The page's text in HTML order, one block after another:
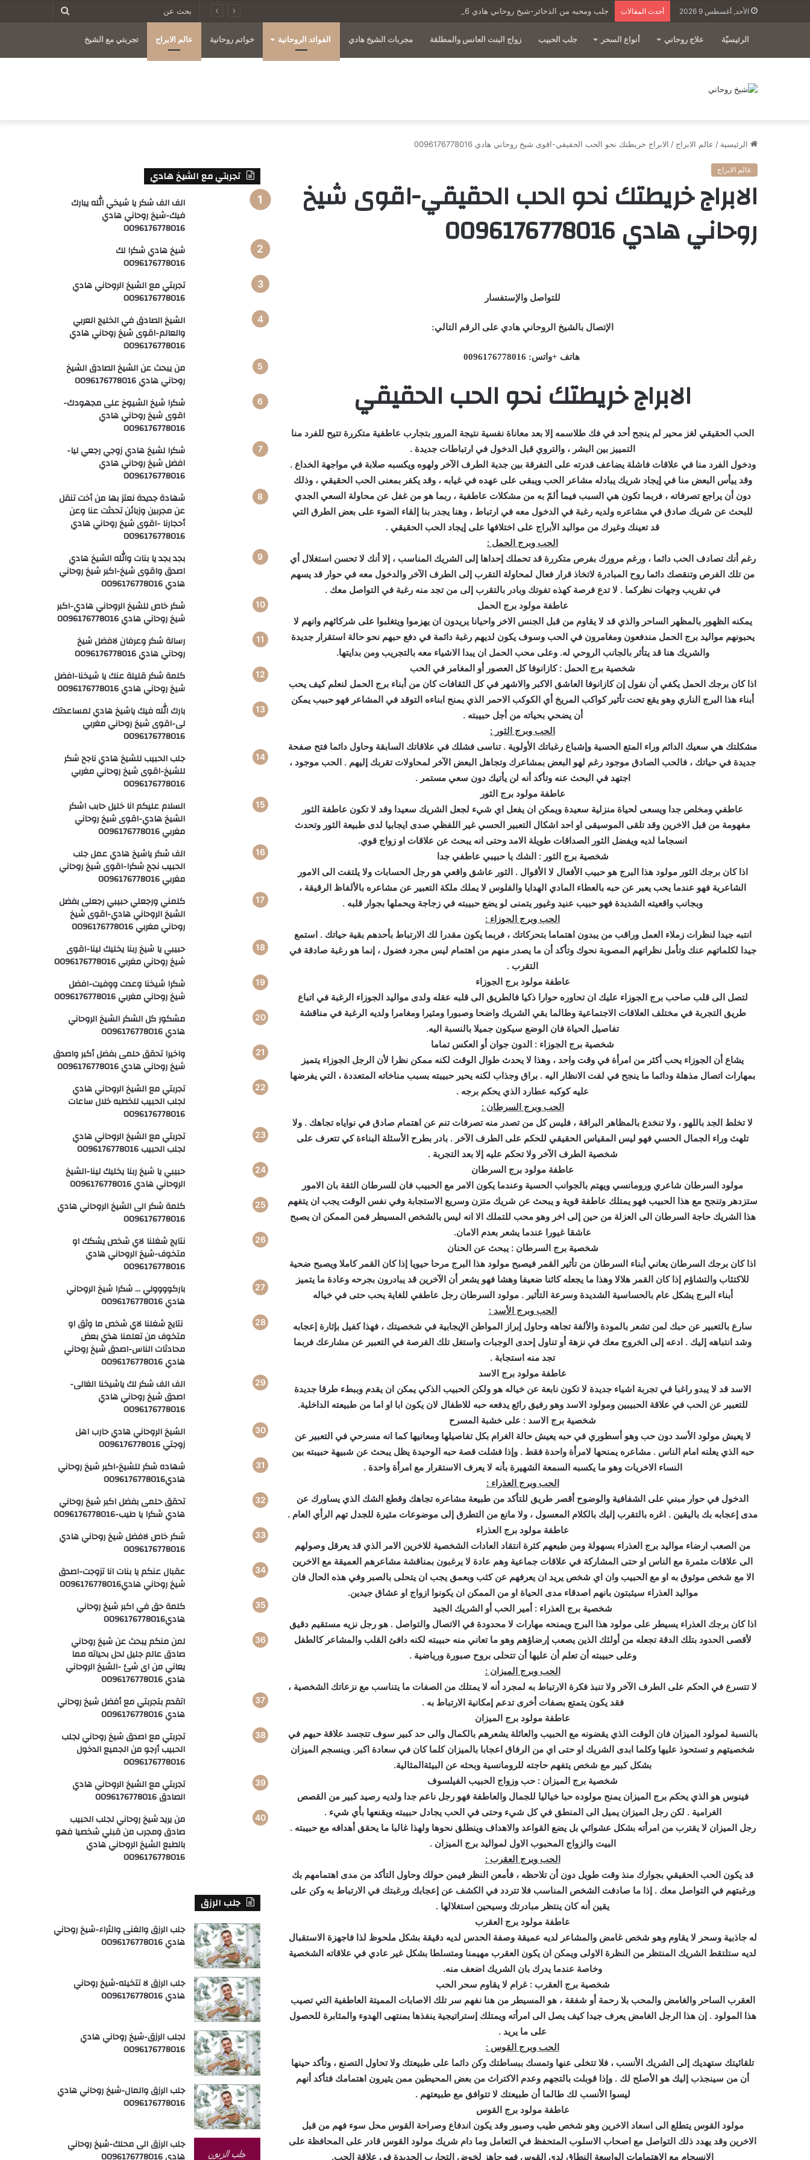
الأحد, أغسطس 9 2026 أحدث المقالات جلب ومحبه من الذخائر-شيخ روحاني هادي 0096176778016
الرئيسيّة علاج روحاني أنواع السحر جلب الحبيب زواج البنت العانس والمطلقة مجربات الشيخ هادي الفوائد الروحانية خواتم روحانية عالم الابراج تجربتي مع الشيخ
الرئيسية / عالم الابراج / الابراج خريطتك نحو الحب الحقيقي-اقوى شيخ روحاني هادي 0096176778016
عالم الابراج
الابراج خريطتك نحو الحب الحقيقي-اقوى شيخ
روحاني هادي 0096176778016
للتواصل والإستفسار
الإتصال بالشيخ الروحاني هادي على الرقم التالي:
هاتف +واتس: 0096176778016
الابراج خريطتك نحو الحب الحقيقي
الحب الحقيقي لغز محير لم ينجح أحد في فك طلاسمه إلا بعد معاناة نفسية نتيجة المرور بتجارب عاطفية متكررة تتيح للفرد منا
التمييز بين البشر ، والتروي قبل الدخول في ارتباطات جديدة .
ودخول الفرد منا في علاقات فاشلة يضاعف قدرته على التفرقة بين جدية الطرف الآخر ولهوه ويكسبه صلابة في مواجهة الخداع .
وقد ييأس البعض منا في إيجاد شريك يبادله مشاعر الحب ويبقى على عهده في غيابه ، وقد يكفر بمعنى الحب الحقيقي ، وذلك
دون أن يراجع تصرفاته ، فربما تكون هي السبب فيما ألمّ به من مشكلات عاطفية ، ربما هو من غفل عن محاولة السعي الجدي
للبحث عن شريك صادق في مشاعره ولديه رغبة في الدخول معه في ارتباط ، وهنا يجدر بنا إلقاء الضوء على بعض الطرق التي
قد تعينك وغيرك من مواليد الأبراج على اختلافها على إيجاد الحب الحقيقي .
الحب وبرج الحمل :
رغم أنك تصادف الحب دائما ، ورغم مرورك بفرص متكررة قد تحملك إحداها إلى الشريك المناسب ، إلا أنك لا تحسن استغلال أي
من تلك الفرص وتنقصك دائما روح المبادرة لاتخاذ قرار فعال لمحاولة التقرب إلى الطرف الآخر والدخول معه في حوار قد يسهم
في تقريب وجهات نظركما . لا تدع فرصة كهذه تفوتك وبادر بالتقرب إلى من تجد منه رغبة في التواصل معك .
عاطفة مولود برج الحمل
يمكنه الظهور بالمظهر الساحر والذي قد لا يقاوم من قبل الجنس الاخر واحيانا يريدون ان يهزموا ويتغلبوا على شركائهم وانهم لا
يحبونهم مواليد برج الحمل مندفعون ومغامرون في الحب وسوف يكون لديهم رغبة دائمة في دفع حبهم نحو حالة استقرار جديدة
والشريك هنا قد يتأثر بالجانب الروحي له. وعلى محب الحمل ان يبدا الاشياء معه بالتجريب ومن بدايتها.
شخصية برج الحمل : كازانوفا كل العصور أو المغامر في الحب
اذا كان برجك الحمل يكفي أن نقول إن كازانوفا العاشق الاكبر والاشهر في كل الثقافات كان من أبناء برج الحمل لنعلم كيف يحب
أبناء هذا البرج الناري وهو يقع تحت تأثير كواكب المريخ أي الكوكب الاحمر الذي يمنح ابناءه التوقد في المشاعر فهو حبيب يمكن
أن يضحي بحياته من أجل حبيبته .
الحب وبرج الثور :
مشكلتك هي سعيك الدائم وراء المتع الحسية وإشباع رغباتك الأولوية . تناسى فشلك في علاقاتك السابقة وحاول دائما فتح صفحة
جديدة في حياتك ، فالحب الصادق موجود رغم لهو البعض بمشاعرك وتجاهل البعض الآخر لمحاولات تقربك إليهم . الحب موجود ،
اجتهد في البحث عنه وتأكد أنه لن يأتيك دون سعي مستمر .
عاطفة مولود برج الثور
عاطفي ومخلص جدا ويسعى لحياة منزلية سعيدة ويمكن ان يفعل اي شيء لجعل الشريك سعيدا وقد لا تكون عاطفة الثور
مفهومة من قبل الاخرين وقد تلقى الموسيقى او احد اشكال التعبير الحسي غير اللفظي صدى ايجابيا لدى طبيعة الثور وتحدث
انسجاما لديه ويفضل الثور الصداقات طويلة الامد وحتى انه يبحث عن علاقات او زواج قوي.
شخصية برج الثور : الشك يا حبيبي عاطفي جدا
اذا كان برجك الثور مولود هذا البرج هو حبيب الأفعال لا الأقوال . الثور عاشق واقعي هو رجل الحسابات ولا يلتفت الى الامور
الشاعرية فهو عندما يحب يعبر عن حبه بالعطاء المادي الهدايا والفلوس لا يملك ملكة التعبير عن مشاعره بالألفاظ الرقيقة ،
وبجانب واقعيته الشديدة فهو حبيب عنيد وغيور يتمنى لو يضع حبيبته في زجاجة ويحملها بجوار قلبه .
الحب وبرج الجوزاء :
انتبه جيدا لنظرات زملاء العمل وراقب من يبدون اهتماما بتحركاتك ، فربما يكون مقدرا لك الارتباط بأحدهم بقية حياتك . استمع
جيدا لكلماتهم عنك وتأمل نظراتهم المصوبة نحوك وتأكد أن ما يصدر منهم من اهتمام ليس مجرد فضول ، إنما هو رغبة صادقة في
التقرب .
عاطفة مولود برج الجوزاء
لتصل الى قلب صاحب برج الجوزاء عليك ان تحاوره حوارا ذكيا فالطريق الى قلبه عقله ولدى مواليد الجوزاء الرغبة في اتباع
طريق التجربة في مختلف العلاقات الاجتماعية وطالما بقي الشريك واضحا وصبورا ومثيرا ومغامرا ولديه الرغبة في مناقشة
تفاصيل الحياة فان الوضع سيكون جميلا بالنسبة اليه.
شخصية برج الجوزاء : الدون جوان أو العكس تماما
يشاع أن الجوزاء يحب أكثر من امرأة في وقت واحد ، وهذا لا يحدث طوال الوقت لكنه ممكن نظرا لأن الرجل الجوزاء يتميز
بمهارات اتصال مذهلة ودائما ما ينجح في لفت الانظار اليه . براق وجذاب لكنه يحير حبيبته بسبب مناخاته المتعددة ، التي يفرضها
عليه كوكبه عطارد الذي يحكم برجه .
الحب وبرج السرطان :
لا تخلط الجد باللهو ، ولا تنخدع بالمظاهر البراقة ، فليس كل من تصدر منه تصرفات تنم عن اهتمام صادق في نواياه تجاهك . ولا
تلهث وراء الجمال الحسي فهو ليس المقياس الحقيقي للحكم على الطرف الآخر . بادر بطرح الأسئلة البناءة كي تتعرف على
شخصية الطرف الآخر ولا تحكم عليه إلا بعد التجربة .
عاطفة مولود برج السرطان
مولود السرطان شاعري ورومانسي ويهتم بالجوانب الحسية وعندما يكون الامر مع الحبيب فان للسرطان الثقة بان الامور
ستزدهر وتنجح مع هذا الحبيب فهو يمتلك عاطفة قوية و يبحث عن شريك متزن وسريع الاستجابة وفي نفس الوقت يجب ان يتفهم
هذا الشريك حاجة السرطان الى العزلة من حين إلى اخر وهو محب للتملك الا انه ليس بالشخص المسيطر فمن الممكن ان يصبح
عاشقا غيورا عندما يشعر بعدم الامان.
شخصية برج السرطان : يبحث عن الحنان
اذا كان برجك السرطان يعاني أبناء السرطان من تأثير القمر فيصبح مولود هذا البرج مرحا حيويا إذا كان القمر كاملا ويصبح ضحية
للاكتئاب والتشاؤم إذا كان القمر هلالا وهذا ما يجعله كائنا ضعيفا وهشا فهو يشعر أن الآخرين قد يبادرون بجرحه وعادة ما يتميز
أبناء البرج يشكل عام بالحساسية الشديدة وسرعة التأثير . مولود السرطان رجل عاطفي للغاية يحب حتى في خياله
الحب وبرج الأسد :
سارع بالتعبير عن حبك لمن تشعر بالمودة والألفة تجاهه وحاول إبراز المواطن الإيجابية في شخصيتك ، فهذا كفيل بإثارة إعجابه
وشد انتباهه إليك . ادعه إلى الخروج معك في نزهة أو تناول إحدى الوجبات واستغل تلك الفرصة في التعبير عن مشارعك فربما
تجد منه استجابة .
عاطفة مولود برج الاسد
الاسد قد لا يبدو راغبا في تجربة اشياء جديدة لا تكون نابعة عن خياله هو ولكن الحبيب الذكي يمكن ان يقدم وببطء طرقا جديدة
للتعبير عن الحب في علاقة الحبيبين ومولود الاسد وهو رفيق رائع يدفعه حبه للاطفال لان يكون ابا او اما من طبيعته الداخلية.
شخصية برج الاسد : على خشبة المسرح
لا يعيش مولود الأسد دون حب وهو أسطوري في حبه يعيش حالة الغرام بكل تفاصيلها ومعانيها كما انه مسرحي في التعبير عن
حبه الذي يعلنه امام الناس . مشاعره يمنحها لامرأة واحدة فقط . وإذا فشلت قصة حبه الوحيدة يظل يبحث عن شبيهة حبيبته بين
النساء الاخريات وهو ما يكسبه السمعة الشهيرة بأنه لا يعرف الاستقرار مع امرأة واحدة .
الحب وبرج العذراء :
الدخول في حوار مبني على الشفافية والوضوح أقصر طريق للتأكد من طبيعة مشاعره تجاهك وقطع الشك الذي يساورك عن
مدى إعجابه بك باليقين . اغره بالتقرب إليك بالكلام المعسول ، ولا مانع من التطرق إلى موضوعات مثيرة للجدل تهم الرأي العام .
عاطفة مولود برج العذراء
من الصعب ارضاء مواليد برج العذراء بسهولة ومن طبعهم كثرة انتقاد العادات الشخصية للاخرين الامر الذي قد يعرقل وصولهم
الى علاقات مثمرة مع الناس او حتى المشاركة في علاقات جماعية وهم عادة لا يرغبون بمناقشة مشاعرهم العميقة مع الاخرين
الا مع شخص موثوق به او مع الحبيب وان اي شخص يريد ان يعرفهم عن كثب وبعمق يجب ان يتحلى بالصبر وفي هذه الحال فان
مواليد العذراء سيثبتون بانهم اصدقاء مدى الحياة او من الممكن ان يكونوا ازواج او عشاق جيدين.
شخصية برج العذراء : أمير الحب أو الشريك الجيد
اذا كان برجك العذراء يسيطر على مولود هذا البرج ويمنحه مهارات لا محدودة في الاتصال والتواصل . هو رجل نزيه مستقيم دقيق
لأقصى الحدود بتلك الدقة تجعله من أولئك الذين يصعب إرضاؤهم وهو ما تعاني منه حبيبته لكنه دافئ القلب والمشاعر كالطفل
وعلى حبيبته أن تعلم أن عليها أن تتحلى بروح صبورة ورياضية .
الحب وبرج الميزان :
لا تتسرع في الحكم على الطرف الآخر ولا تنبذ فكرة الارتباط به لمجرد أنه لا يمتلك من الصفات ما يتناسب مع نزعاتك الشخصية ،
فقد يكون يتمتع بصفات أخرى تدعم إمكانية الارتباط به .
عاطفة مولود برج الميزان
بالنسبة لمولود الميزان فان الوقت الذي يقضونه مع الحبيب والعائلة يشعرهم بالكمال والى حد كبير سوف تتجسد علاقة حبهم في
شخصيتهم و تستحوذ عليها وكلما ابدى الشريك او حتى اي من الرفاق اعجابا بالميزان كلما كان في سعادة اكبر. وينسجم الميزان
بشكل كبير مع شخص يتفهم حاجته للرومانسية وبحثه عن البيئةالمثالية.
شخصية برج الميزان : حب وزواج الحبيب الفيلسوف
فينوس هو الذي يحكم برج الميزان يمنح مولوده حبا خياليا للجمال والعاطفة فهو رجل ناعم جدا ولديه رصيد كبير من القصص
الغرامية . لكن رجل الميزان يميل الى المنطق في كل شيء وحتى في الحب يجادل حبيبته ويقنعها بأي شيء .
رجل الميزان لا يقترب من امرأته بشكل عشوائي بل يضع القواعد والاهداف وينطلق نحوها ولهذا غالبا ما يحقق أهدافه مع حبيبته .
البيت والزواج المحبوب الاول لمواليد برج الميزان .
الحب وبرج العقرب :
قد يكون الحب الحقيقي بجوارك منذ وقت طويل دون أن تلاحظه ، فأمعن النظر فيمن حولك وحاول التأكد من مدى اهتمامهم بك
ورغبتهم في التواصل معك . إذا ما صادفت الشخص المناسب فلا تتردد في الكشف عن إعجابك ورغبتك في الارتباط به وكن على
يقين أنه كان ينتظر مبادرتك وسيحين استغلالها .
عاطفة مولود برج العقرب
له جاذبية وسحر لا يقاوم وهو شخص غامض والمشاعر لديه عميقة وصفة الحدس لديه دقيقة بشكل ملحوظ لذا فاجهزة الاستقبال
لديه ستلتقط الشريك المنتظر من النظرة الاولى ويمكن ان يكون العقرب مهيمنا ومتسلطا بشكل غير عادي في علاقاته الشخصية
وخاصة عندما يدرك بان الشريك اضعف منه.
شخصية برج العقرب : غرام لا يقاوم سحر الحب
العقرب الساحر والغامض والمحب بلا رحمة أو شفقة ، هو المسيطر من هنا نفهم سر تلك الاصابات المميتة العاطفية التي تصيب
هذا المولود . إن هذا الرجل الغامض يعرف جيدا كيف يصل الى امرأته ويمتلك إستراتيجية ينفذها بمنتهى الهدوء والمثابرة للحصول
على ما يريد .
الحب وبرج القوس :
تلقائيتك ستهديك إلى الشريك الأنسب ، فلا تتخلى عنها وتمسك ببساطتك وكن دائما على طبيعتك ولا تحاول التصنع ، وتأكد حينها
أن من سينجذب إليك هو الأصلح لك . وإذا قوبلت بالتجهم وعدم الاكتراث من بعض المحيطين ممن يثيرون اهتمامك فتأكد أنهم
ليسوا الأنسب لك طالما أن طبيعتك لا تتوافق مع طبيعتهم .
عاطفة مولود برج القوس
مولود القوس يتطلع الى اسعاد الاخرين وهو شخص طيب وصبور وقد يكون اندفاع وصراحة القوس محل سوء فهم من قبل
الاخرين وقد يهدد ذلك التواصل مع اصحاب الاسلوب المتحفظ في التعامل وما دام شريك مولود القوس قادر على المحافظة على
الانسجام مع الاهتمامات الواسعة النطاق لدى القوس فهو جاهز لخوض التجارب الجديدة في علاقة الحب.
تجربتي مع الشيخ هادي
الف الف شكر يا شيخي الله يبارك
فيك-شيخ روحاني هادي
0096176778016
شيخ هادي شكرا لك
0096176778016
تجربتي مع الشيخ الروحاني هادي
0096176778016
الشيخ الصادق في الخليج العربي
والعالم-اقوى شيخ روحاني هادي
0096176778016
من يبحث عن الشيخ الصادق الشيخ
روحاني هادي 0096176778016
شكرا شيخ الشيوخ على مجهودك-
اقوى شيخ روحاني هادي
0096176778016
شكرا لشيخ هادي زوجي رجعي ليا-
افضل شيخ روحاني هادي
0096176778016
شهادة جديدة نعتز بها من أخت تنقل
عن مجربين وزبائن تحدثت عنا وعن
أحجارنا -اقوى شيخ روحاني هادي
0096176778016
بجد بجد يا بنات والله الشيخ هادي
اصدق واقوى شيخ-اكبر شيخ روحاني
هادي 0096176778016
شكر خاص للشيخ الروحاني هادي-اكبر
شيخ روحاني هادي 0096176778016
رسالة شكر وعرفان لافضل شيخ
روحاني هادي 0096176778016
كلمة شكر قليلة عنك يا شيخنا-افضل
شيخ روحاني هادي 0096176778016
بارك الله فيك ياشيخ هادي لمساعدتك
لى-اقوى شيخ روحاني مغربي
0096176778016
جلب الحبيب للشيخ هادي ناجح شكر
للشيخ-اقوى شيخ روحاني مغربي
0096176778016
السلام عليكم انا خليل حابب اشكر
الشيخ هادي-اقوى شيخ روحاني
مغربي 0096176778016
الف شكر ياشيخ هادي عمل جلب
الحبيب نجح شكرا-اقوى شيخ روحاني
مغربي 0096176778016
كلمني ورجعلي حبيبي رجعلى بفضل
الشيخ الروحاني هادي-اقوى شيخ
روحاني مغربي 0096176778016
حبيبي يا شيخ ربنا يخليك لينا-اقوى
شيخ روحاني مغربي 0096176778016
شكرا شيخنا وعدت ووفيت-افضل
شيخ روحاني مغربي 0096176778016
مشكور كل الشكر الشيخ الروحاني
هادي 0096176778016
واخيرا تحقق حلمى بفضل أكبر واصدق
شيخ روحاني هادي 0096176778016
تجربتي مع الشيخ الروحاني هادي
لجلب الحبيب للخطبه خلال ساعات
0096176778016
تجربتي مع الشيخ الروحاني هادي
لجلب الحبيب 0096176778016
حبيبي يا شيخ ربنا يخليك لينا-الشيخ
الروحاني هادي 0096176778016
كلمة شكر الى الشيخ الروحاني هادي
0096176778016
نتايج شغلنا لاي شخص يشكك او
متخوف-شيخ الروحاني هادي
0096176778016
باركوووولي … شكرا شيخ الروحاني
هادي 0096176778016
نتايج شغلنا لاي شخص ما وثق او
متخوف من تعلمنا هذي بعض
محادثات الناس-اصدق شيخ روحاني
هادي 0096176778016
الف الف شكر لك ياشيخنا الغالى-
اصدق شيخ روحاني هادي
0096176778016
الشيخ الروحاني هادي حارب اهل
زوجتي 0096176778016
شهاده شكر للشيخ-اكبر شيخ روحاني
هادي0096176778016
تحقق حلمى بفضل اكبر شيخ روحاني
هادي شكرا يا طيب-0096176778016
شكر خاص لافضل شيخ روحاني هادي
0096176778016
عقبال عنكم يا بنات انا تزوجت-اصدق
شيخ روحاني هادي0096176778016
كلمة حق في اكبر شيخ روحاني
هادي0096176778016
لمن منكم يبحث عن شيخ روحاني
صادق عالم جليل لحل بحياته مما
يعاني من اى شئ -الشيخ الروحاني
هادي 0096176778016
اتقدم بتجربتي مع أفضل شيخ روحاني
هادي 0096176778016
تجربتي مع اصدق شيخ روحاني لجلب
الحبيب أرجو من الجميع الدخول
0096176778016
تجربتي مع الشيخ الروحاني هادي
الصادق 0096176778016
من يريد شيخ روحاني لجلب الحبيب
صادق ومجرب من قبلي شخصيا فهو
بالطبع الشيخ الروحاني هادي
0096176778016
جلب الرزق
جلب الرزق والغنى والثراء-شيخ روحاني
هادي 0096176778016
جلب الرزق لا تتخيله-شيخ روحاني
هادي 0096176778016
لجلب الرزق-شيخ روحاني هادي
0096176778016
جلب الرزق والمال-شيخ روحاني هادي
0096176778016
جلب الرزق الى محلك-شيخ روحاني